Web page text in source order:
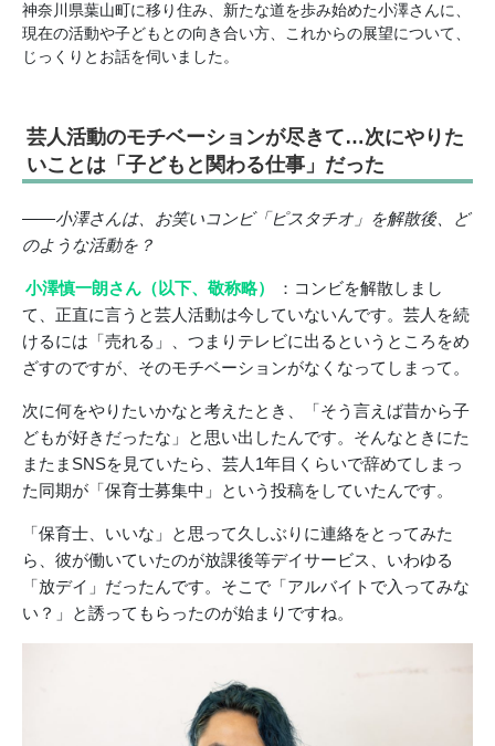
神奈川県葉山町に移り住み、新たな道を歩み始めた小澤さんに、
現在の活動や子どもとの向き合い方、これからの展望について、
じっくりとお話を伺いました。
芸人活動のモチベーションが尽きて…次にやりた
いことは「子どもと関わる仕事」だった
――小澤さんは、お笑いコンビ「ピスタチオ」を解散後、ど
のような活動を？
小澤慎一朗さん（以下、敬称略）
：コンビを解散しまし
て、正直に言うと芸人活動は今していないんです。芸人を続
けるには「売れる」、つまりテレビに出るというところをめ
ざすのですが、そのモチベーションがなくなってしまって。
次に何をやりたいかなと考えたとき、「そう言えば昔から子
どもが好きだったな」と思い出したんです。そんなときにた
またまSNSを見ていたら、芸人1年目くらいで辞めてしまっ
た同期が「保育士募集中」という投稿をしていたんです。
「保育士、いいな」と思って久しぶりに連絡をとってみた
ら、彼が働いていたのが放課後等デイサービス、いわゆる
「放デイ」だったんです。そこで「アルバイトで入ってみな
い？」と誘ってもらったのが始まりですね。